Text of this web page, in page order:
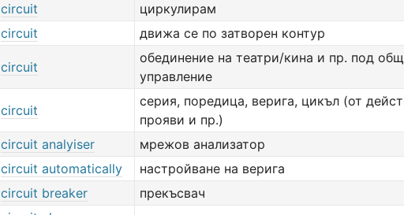
circuit
циркулирам
circuit движа се по затворен контур
circuit
обединение на театри/кина и пр. под
управление
circuit
серия, поредица, верига, цикъл (от
прояви и пр.)
circuit analyiser
мрежов анализатор
circuit automatically
настройване на верига
circuit breaker
прекъсвач